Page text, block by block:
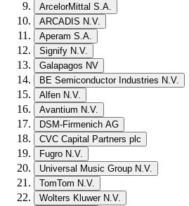
ArcelorMittal S.A.
ARCADIS N.V.
Aperam S.A.
Signify N.V.
Galapagos NV
BE Semiconductor Industries N.V.
Alfen N.V.
Avantium N.V.
DSM-Firmenich AG
CVC Capital Partners plc
Fugro N.V.
Universal Music Group N.V.
TomTom N.V.
Wolters Kluwer N.V.